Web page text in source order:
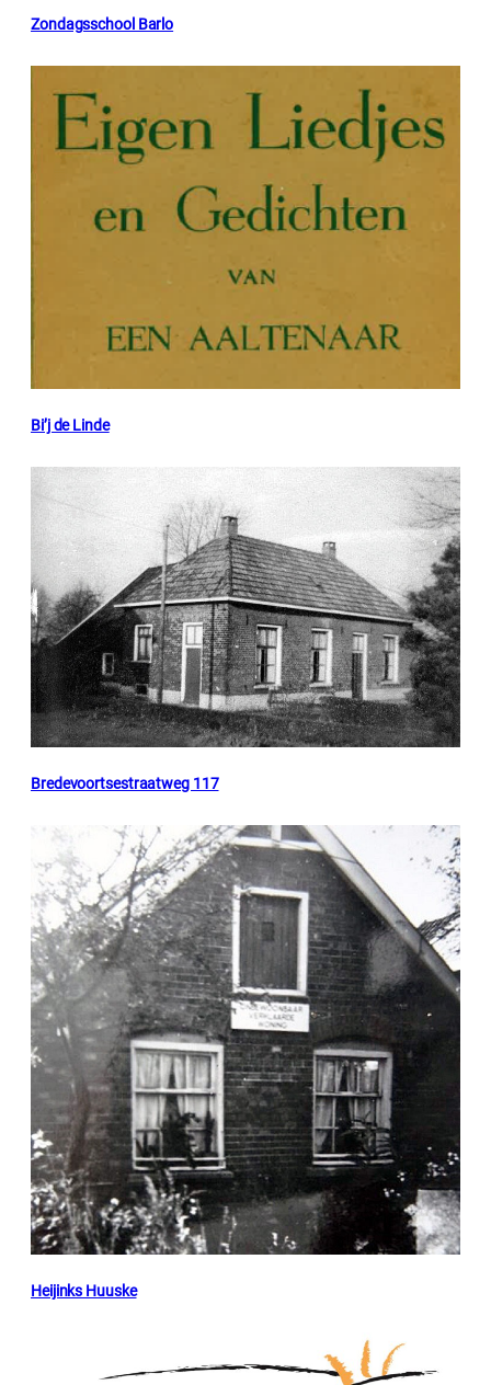
Zondagsschool Barlo
Bi’j de Linde
Bredevoortsestraatweg 117
Heijinks Huuske